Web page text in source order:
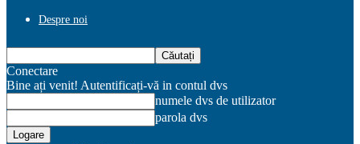
Despre noi
Conectare
Bine ați venit! Autentificați-vă in contul dvs
numele dvs de utilizator
parola dvs